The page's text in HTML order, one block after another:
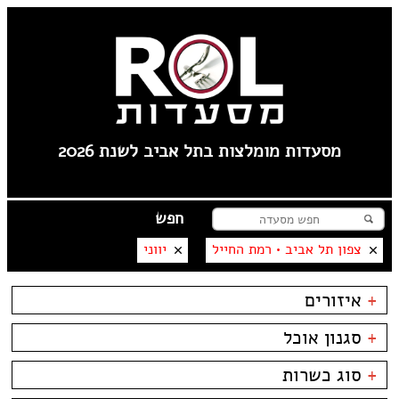
מסעדות מומלצות בתל אביב לשנת 2026
צפון תל אביב • רמת החייל יווני
+ איזורים
לילינבלום
תל אביב
----
פלורנטין
+ סגנון אוכל
בשרים
דגים
ביסטרו
+ סוג כשרות